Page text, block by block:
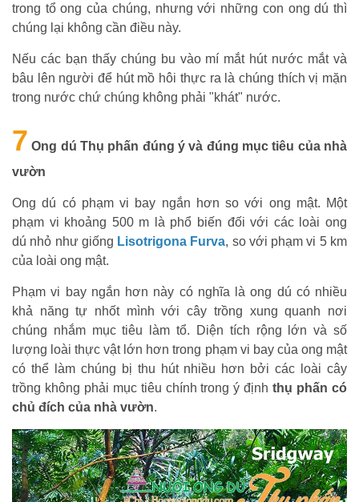
trong tổ ong của chúng, nhưng với những con ong dú thì
chúng lại không cần điều này.
Nếu các bạn thấy chúng bu vào mí mắt hút nước mắt và
bâu lên người để hút mồ hôi thực ra là chúng thích vị mặn
trong nước chứ chúng không phải "khát" nước.
7 Ong dú Thụ phấn đúng ý và đúng mục tiêu của nhà
vườn
Ong dú có phạm vi bay ngắn hơn so với ong mật. Một
phạm vi khoảng 500 m là phổ biến đối với các loài ong
dú nhỏ như giống Lisotrigona Furva, so với phạm vi 5 km
của loài ong mật.
Phạm vi bay ngắn hơn này có nghĩa là ong dú có nhiều
khả năng tự nhốt mình với cây trồng xung quanh nơi
chúng nhắm mục tiêu làm tổ. Diện tích rộng lớn và số
lượng loài thực vật lớn hơn trong phạm vi bay của ong mật
có thể làm chúng bị thu hút nhiều hơn bởi các loài cây
trồng không phải mục tiêu chính trong ý địnhthụ phấn có
chủ đích của nhà vườn.